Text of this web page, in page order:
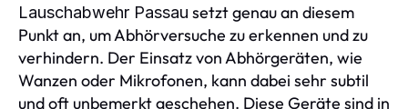
Lauschabwehr Passau setzt genau an diesem
Punkt an, um Abhörversuche zu erkennen und zu
verhindern. Der Einsatz von Abhörgeräten, wie
Wanzen oder Mikrofonen, kann dabei sehr subtil
und oft unbemerkt geschehen. Diese Geräte sind in